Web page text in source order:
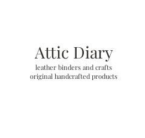
Attic Diary
leather binders and crafts
original handcrafted products